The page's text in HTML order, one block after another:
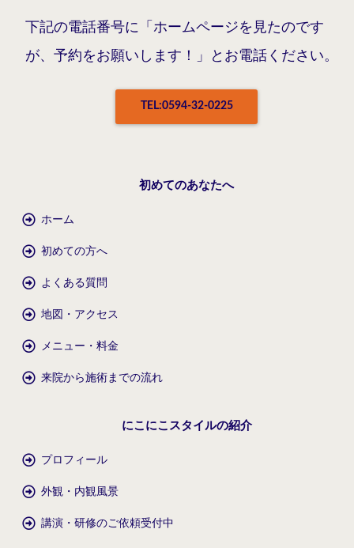
下記の電話番号に「ホームページを見たのです
が、予約をお願いします！」とお電話ください。
TEL:0594-32-0225
初めてのあなたへ
ホーム
初めての方へ
よくある質問
地図・アクセス
メニュー・料金
来院から施術までの流れ
にこにこスタイルの紹介
プロフィール
外観・内観風景
講演・研修のご依頼受付中